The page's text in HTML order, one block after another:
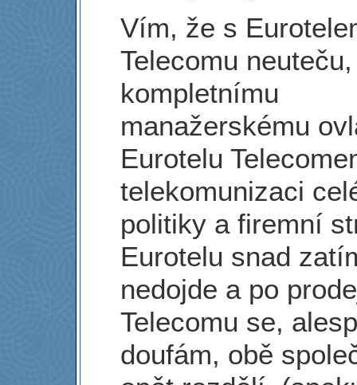
Vím, že s
Telecomu
kompletnímu
manažerskému
Eurotelu
telekomunizaci
politiky a firemní
Eurotelu snad
nedojde a po
Telecomu se,
doufám, obě